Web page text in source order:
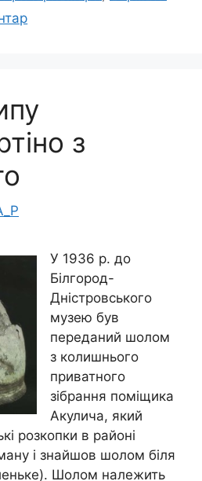
з
У 1936 р. до
Білгород-
Дністровського
музею був
переданий шолом
з колишнього
приватного
зібрання поміщика
Акулича, який
розкопки в районі
і знайшов шолом біля
Шолом належить